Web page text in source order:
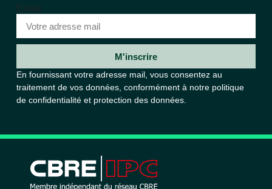
Email
M'inscrire
En fournissant votre adresse mail, vous consentez au
traitement de vos données, conformément à notre politique
de confidentialité et protection des données.